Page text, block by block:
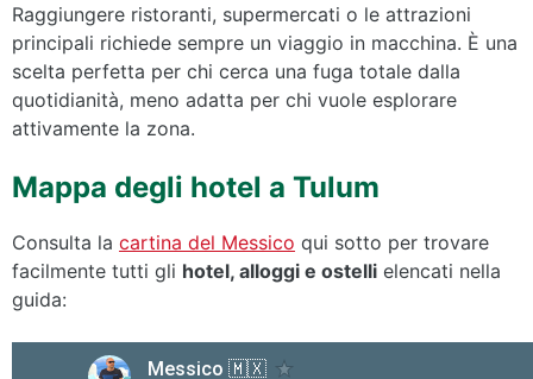
Raggiungere ristoranti, supermercati o le attrazioni
principali richiede sempre un viaggio in macchina. È una
scelta perfetta per chi cerca una fuga totale dalla
quotidianità, meno adatta per chi vuole esplorare
attivamente la zona.
Mappa degli hotel a Tulum
Consulta la cartina del Messico qui sotto per trovare
facilmente tutti gli hotel, alloggi e ostelli elencati nella
guida: